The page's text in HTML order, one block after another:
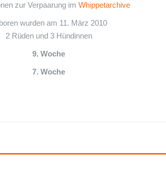
zur Verpaarung im Whippetarchive
wurden am 11. März 2010
2 Rüden und 3 Hündinnen
9. Woche
7. Woche